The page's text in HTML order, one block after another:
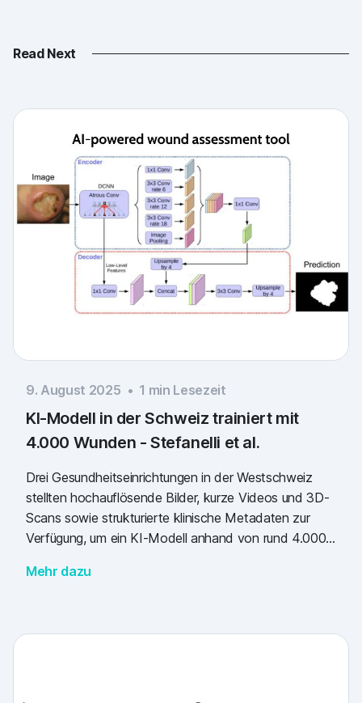
Read Next
9. August 2025 • 1 min Lesezeit
KI-Modell in der Schweiz trainiert mit
4.000 Wunden - Stefanelli et al.
Drei Gesundheitseinrichtungen in der Westschweiz
stellten hochauflösende Bilder, kurze Videos und 3D-
Scans sowie strukturierte klinische Metadaten zur
Verfügung, um ein KI-Modell anhand von rund 4.000
erfassen kann.
Mehr dazu